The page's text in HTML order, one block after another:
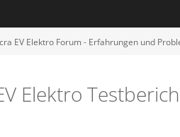
EV Elektro Forum - Erfahrungen und
Elektro